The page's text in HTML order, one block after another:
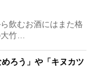
飲むお酒にはまた格
竹…
ろう」や「キヌカツ